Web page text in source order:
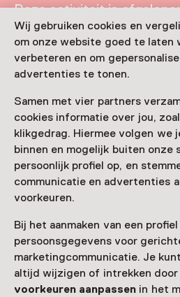
Wij gebruiken cookies en
om onze website goed te laten
verbeteren en om
advertenties te tonen.
Samen met vier partners
cookies informatie over jou,
klikgedrag. Hiermee volgen we
binnen en mogelijk buiten onze
persoonlijk profiel op, en
communicatie en advertenties
voorkeuren.
Bij het aanmaken van een
persoonsgegevens voor
marketingcommunicatie. Je
altijd wijzigen of intrekken door
voorkeuren aanpassen in het
Deze activiteit is
meer aan deelnemen.
Bekijk alle actuele activiteiten
Datum & tijd
4 februari 2024 t/m 31 maart
Toon beschikbaarheid
Locatie
Valkhof Museum
Kelfkensbos 59
6511 TB Nijmegen
Opent in
024 - 36 08 805
Vandaag open van 11:00 tot